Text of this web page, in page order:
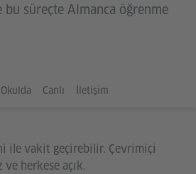
bu süreçte Almanca öğrenme
Okulda Canlı İletişim
ile vakit geçirebilir. Çevrimiçi
herkese açık.